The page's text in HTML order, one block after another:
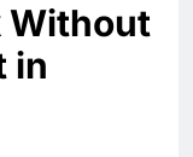
Without
in